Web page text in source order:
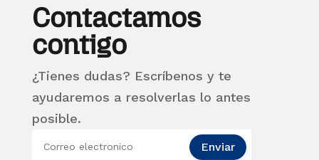
Contactamos
contigo
¿Tienes dudas? Escríbenos y te
ayudaremos a resolverlas lo antes
posible.
Enviar